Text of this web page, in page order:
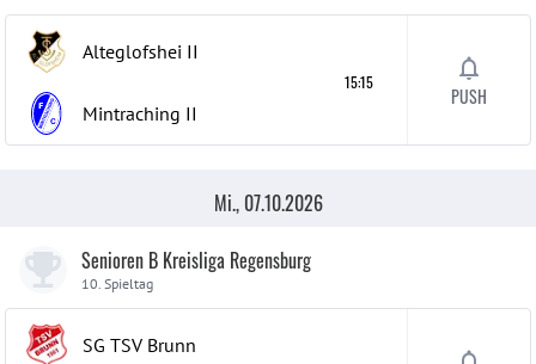
Alteglofshei II
Mintraching II
15:15
PUSH
Mi., 07.10.2026
Senioren B Kreisliga Regensburg
10. Spieltag
SG TSV Brunn